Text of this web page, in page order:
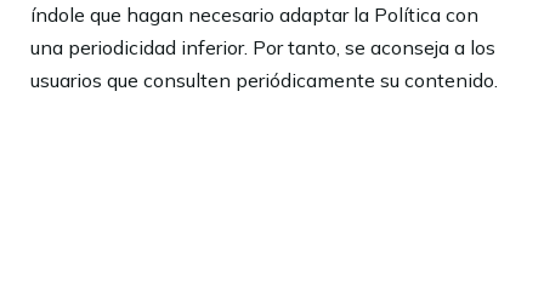
índole que hagan necesario adaptar la Política con
una periodicidad inferior. Por tanto, se aconseja a los
usuarios que consulten periódicamente su contenido.